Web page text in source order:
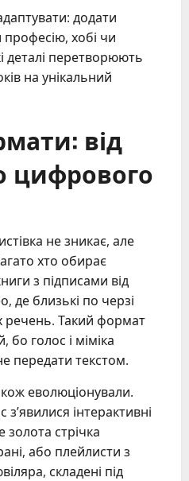
додати
професію, хобі чи
деталі перетворюють
на унікальний
від
цифрового
не зникає, але
хто обирає
з підписами від
де близькі по черзі
речень. Такий формат
голос і міміка
передати текстом.
еволюціонували.
інтерактивні
золота стрічка
або плейлисти з
складені під